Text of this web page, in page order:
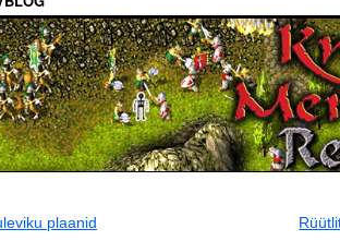
plaanid